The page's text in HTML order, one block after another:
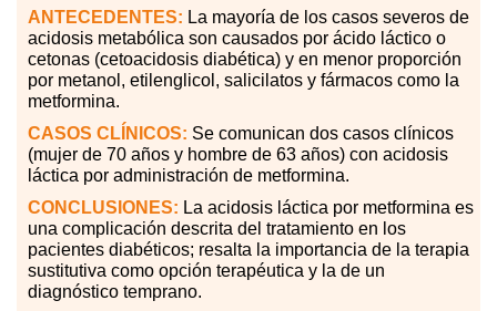
ANTECEDENTES: La mayoría de los casos severos de
acidosis metabólica son causados por ácido láctico o
cetonas (cetoacidosis diabética) y en menor proporción
por metanol, etilenglicol, salicilatos y fármacos como la
metformina.
CASOS CLÍNICOS: Se comunican dos casos clínicos
(mujer de 70 años y hombre de 63 años) con acidosis
láctica por administración de metformina.
CONCLUSIONES: La acidosis láctica por metformina es
una complicación descrita del tratamiento en los
pacientes diabéticos; resalta la importancia de la terapia
sustitutiva como opción terapéutica y la de un
diagnóstico temprano.